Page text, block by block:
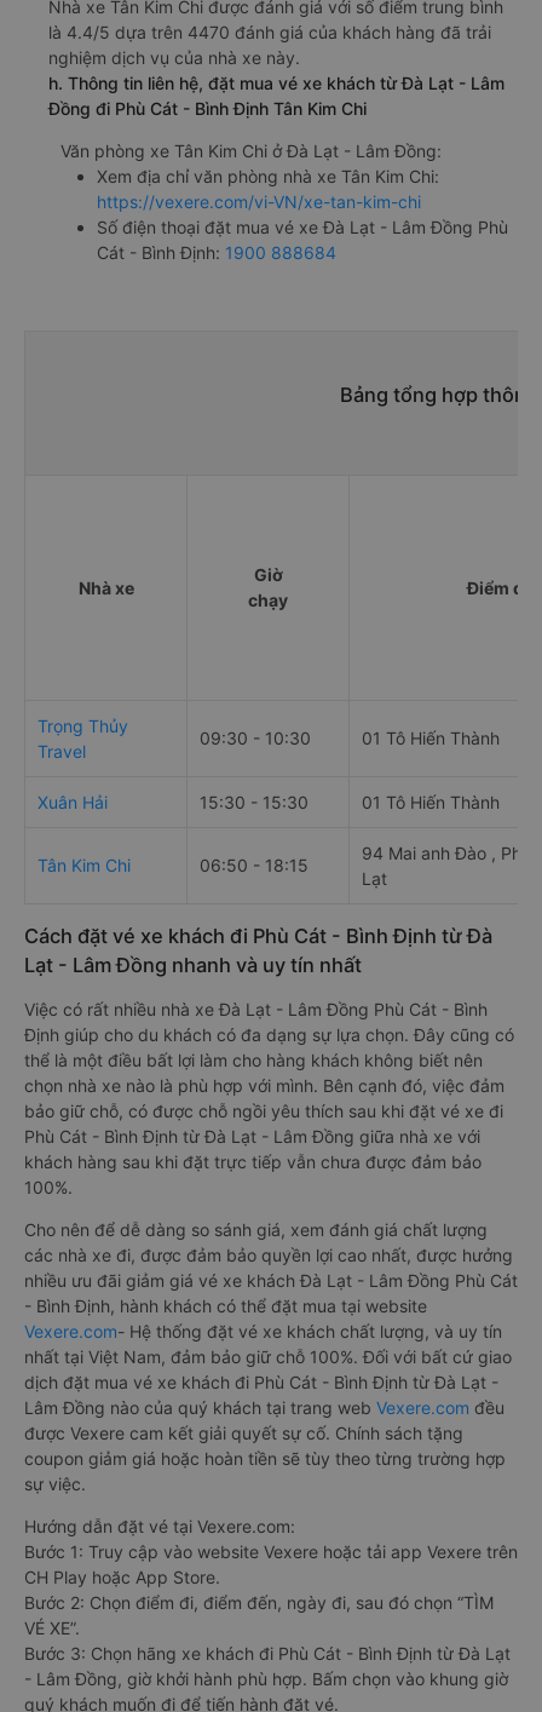
Nhà xe Tân Kim Chi được đánh giá với số điểm trung bình
là 4.4/5 dựa trên 4470 đánh giá của khách hàng đã trải
nghiệm dịch vụ của nhà xe này.
h. Thông tin liên hệ, đặt mua vé xe khách từ Đà Lạt - Lâm
Đồng đi Phù Cát - Bình Định Tân Kim Chi
Văn phòng xe Tân Kim Chi ở Đà Lạt - Lâm Đồng:
Xem địa chỉ văn phòng nhà xe Tân Kim Chi:
https://vexere.com/vi-VN/xe-tan-kim-chi
Số điện thoại đặt mua vé xe Đà Lạt - Lâm Đồng Phù
Cát - Bình Định: 1900 888684
Bảng tổng hợp
Nhà xe
Giờ
chạy
Điểm đi
Trọng Thủy
Travel
09:30 - 10:30 01 Tô Hiến Thành
Xuân Hải 15:30 - 15:30 01 Tô Hiến Thành
Tân Kim Chi 06:50 - 18:15
94 Mai anh Đào ,
Lạt
Cách đặt vé xe khách đi Phù Cát - Bình Định từ Đà
Lạt - Lâm Đồng nhanh và uy tín nhất
Việc có rất nhiều nhà xe Đà Lạt - Lâm Đồng Phù Cát - Bình
Định giúp cho du khách có đa dạng sự lựa chọn. Đây cũng có
thể là một điều bất lợi làm cho hàng khách không biết nên
chọn nhà xe nào là phù hợp với mình. Bên cạnh đó, việc đảm
bảo giữ chỗ, có được chỗ ngồi yêu thích sau khi đặt vé xe đi
Phù Cát - Bình Định từ Đà Lạt - Lâm Đồng giữa nhà xe với
khách hàng sau khi đặt trực tiếp vẫn chưa được đảm bảo
100%.
Cho nên để dễ dàng so sánh giá, xem đánh giá chất lượng
các nhà xe đi, được đảm bảo quyền lợi cao nhất, được hưởng
nhiều ưu đãi giảm giá vé xe khách Đà Lạt - Lâm Đồng Phù Cát
- Bình Định, hành khách có thể đặt mua tại website
Vexere.com- Hệ thống đặt vé xe khách chất lượng, và uy tín
nhất tại Việt Nam, đảm bảo giữ chỗ 100%. Đối với bất cứ giao
dịch đặt mua vé xe khách đi Phù Cát - Bình Định từ Đà Lạt -
Lâm Đồng nào của quý khách tại trang web Vexere.com đều
được Vexere cam kết giải quyết sự cố. Chính sách tặng
coupon giảm giá hoặc hoàn tiền sẽ tùy theo từng trường hợp
sự việc.
Hướng dẫn đặt vé tại Vexere.com:
Bước 1: Truy cập vào website Vexere hoặc tải app Vexere trên
CH Play hoặc App Store.
Bước 2: Chọn điểm đi, điểm đến, ngày đi, sau đó chọn “TÌM
VÉ XE”.
Bước 3: Chọn hãng xe khách đi Phù Cát - Bình Định từ Đà Lạt
- Lâm Đồng, giờ khởi hành phù hợp. Bấm chọn vào khung giờ
quý khách muốn đi để tiến hành đặt vé.